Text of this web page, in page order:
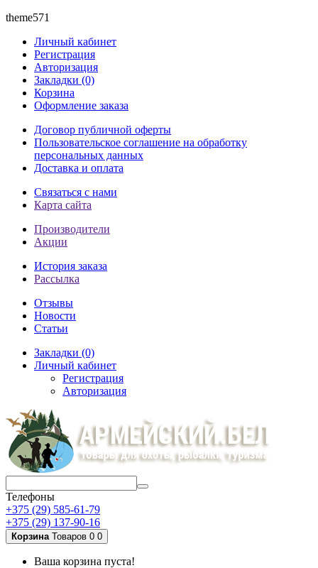
theme571
Личный кабинет
Регистрация
Авторизация
Закладки (0)
Корзина
Оформление заказа
Договор публичной оферты
Пользовательское соглашение на обработку
персональных данных
Доставка и оплата
Связаться с нами
Карта сайта
Производители
Акции
История заказа
Рассылка
Отзывы
Новости
Статьи
Закладки (0)
Личный кабинет
Регистрация
Авторизация
Телефоны
+375 (29) 585-61-79
+375 (29) 137-90-16
Корзина Товаров 0 0
Ваша корзина пуста!